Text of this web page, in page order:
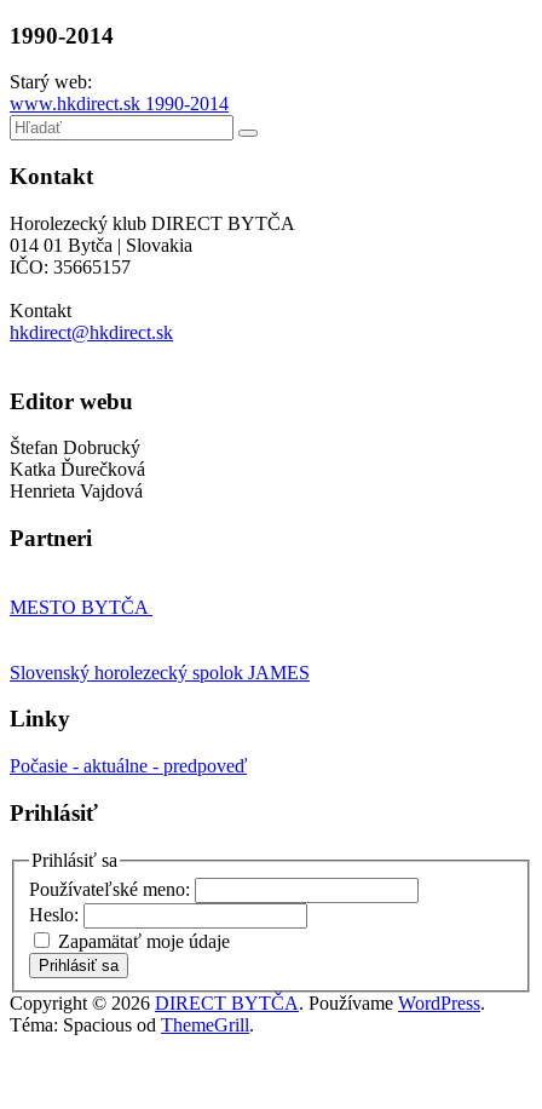
1990-2014
Starý web:
www.hkdirect.sk 1990-2014
Kontakt
Horolezecký klub DIRECT BYTČA
014 01 Bytča | Slovakia
IČO: 35665157
Kontakt
hkdirect@hkdirect.sk
Editor webu
Štefan Dobrucký
Katka Ďurečková
Henrieta Vajdová
Partneri
MESTO BYTČA
Slovenský horolezecký spolok JAMES
Linky
Počasie - aktuálne - predpoveď
Prihlásiť
Prihlásiť sa
Používateľské meno:
Heslo:
Zapamätať moje údaje
Prihlásiť sa
Copyright © 2026 DIRECT BYTČA. Používame WordPress.
Téma: Spacious od ThemeGrill.